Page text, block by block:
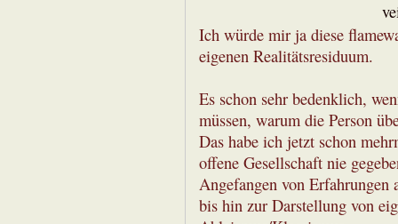
Ich würde mir ja diese
eigenen Realitätsresiduum.
Es schon sehr bedenklich,
müssen, warum die Person
Das habe ich jetzt schon
offene Gesellschaft nie
Angefangen von Erfahrungen
bis hin zur Darstellung von